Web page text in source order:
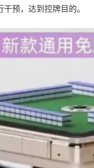
预，达到控牌目的。